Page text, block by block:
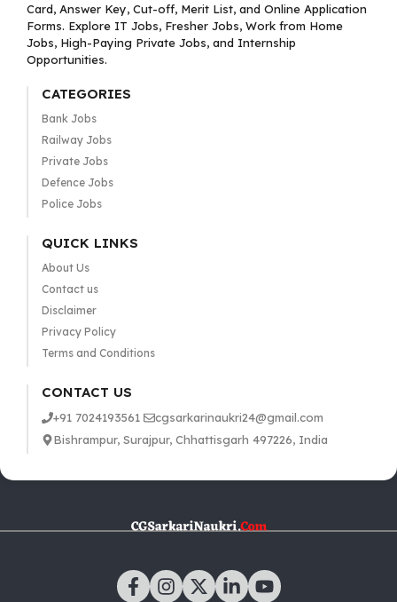
Card, Answer Key, Cut-off, Merit List, and Online Application
Forms. Explore IT Jobs, Fresher Jobs, Work from Home
Jobs, High-Paying Private Jobs, and Internship
Opportunities.
CATEGORIES
Bank Jobs
Railway Jobs
Private Jobs
Defence Jobs
Police Jobs
QUICK LINKS
About Us
Contact us
Disclaimer
Privacy Policy
Terms and Conditions
CONTACT US
+91 7024193561
cgsarkarinaukri24@gmail.com
Bishrampur, Surajpur, Chhattisgarh 497226, India